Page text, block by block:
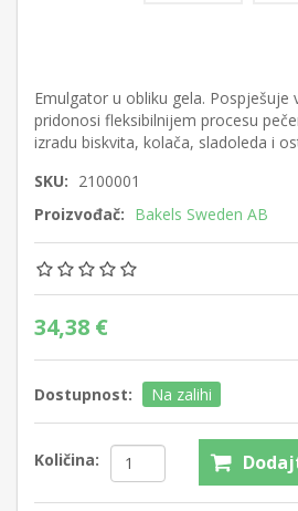
Emulgator u obliku gela.
pridonosi fleksibilnijem procesu
izradu biskvita, kolača, sladoleda i
SKU: 2100001
Proizvođač: Bakels Sweden AB
34,38 €
Dostupnost: Na zalihi
Količina: